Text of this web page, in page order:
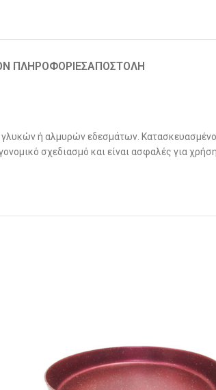
ΠΛΗΡΟΦΟΡΊΕΣΑΠΟΣΤΟΛΗ
ή αλμυρών εδεσμάτων.
σχεδιασμό και είναι ασφαλές για